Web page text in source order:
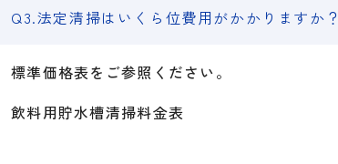
Q3.法定清掃はいくら位費用がかかりますか？
標準価格表をご参照ください。
飲料用貯水槽清掃料金表